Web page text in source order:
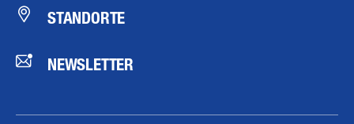
STANDORTE
NEWSLETTER